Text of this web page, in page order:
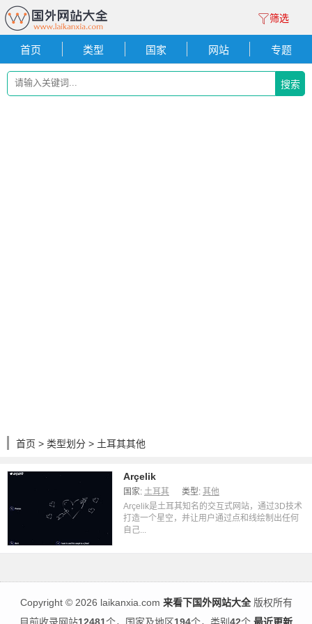
筛选
首页 类型 国家 网站 专题
搜索
首页 > 类型划分 > 土耳其其他
Arçelik
国家: 土耳其 类型: 其他
Arçelik是土耳其知名的交互式网站，通过3D技术
打造一个星空，并让用户通过点和线绘制出任何
自己...
Copyright ©2026 laikanxia.com 来看下国外网站大全版权所有